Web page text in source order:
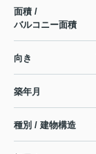
面積 /
バルコニー面積
向き
築年月
種別 / 建物構造